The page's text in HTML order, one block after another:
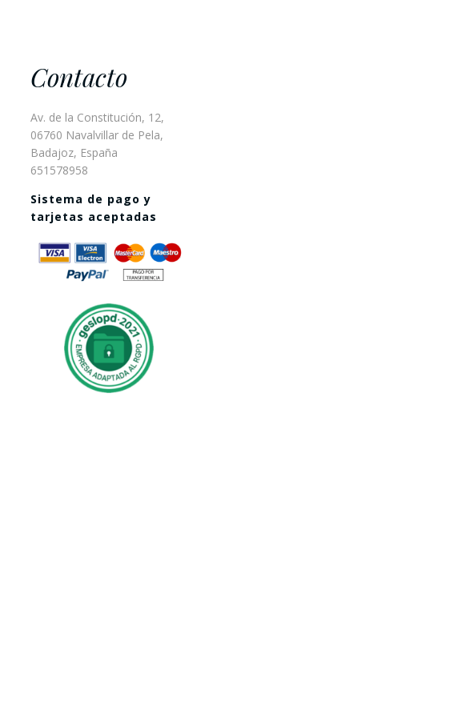
Contacto
Av. de la Constitución, 12,
06760 Navalvillar de Pela,
Badajoz, España
651578958
Sistema de pago y
tarjetas aceptadas